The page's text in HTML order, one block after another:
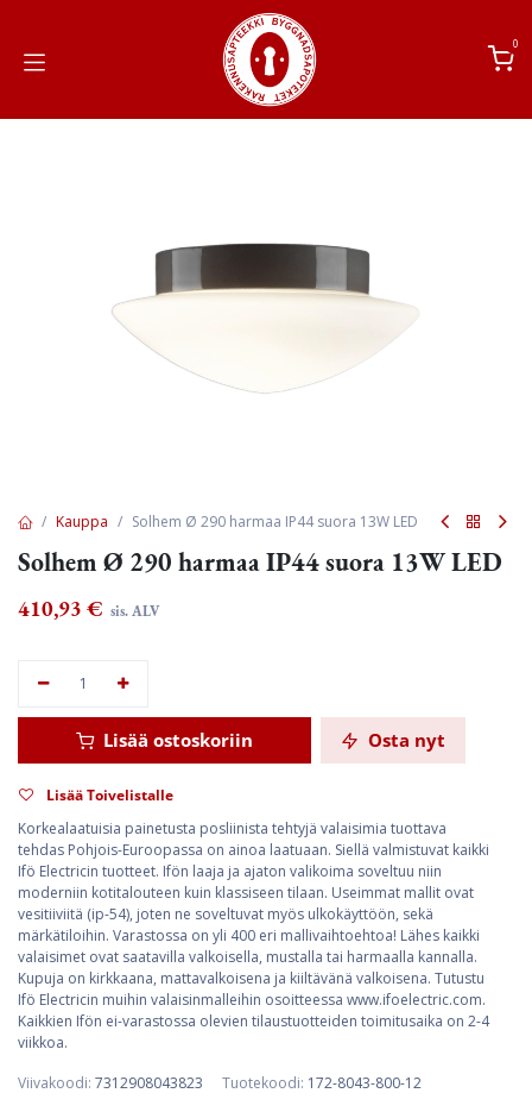
0
Kauppa Solhem Ø 290 harmaa IP44 suora 13W LED
Solhem Ø 290 harmaa IP44 suora 13W LED
410,93 € sis. ALV
Lisää ostoskoriin Osta nyt
Lisää Toivelistalle
Korkealaatuisia painetusta posliinista tehtyjä valaisimia tuottava
tehdas Pohjois-Euroopassa on ainoa laatuaan. Siellä valmistuvat kaikki
Ifö Electricin tuotteet. Ifön laaja ja ajaton valikoima soveltuu niin
moderniin kotitalouteen kuin klassiseen tilaan. Useimmat mallit ovat
vesitiiviitä (ip-54), joten ne soveltuvat myös ulkokäyttöön, sekä
märkätiloihin. Varastossa on yli 400 eri mallivaihtoehtoa! Lähes kaikki
valaisimet ovat saatavilla valkoisella, mustalla tai harmaalla kannalla.
Kupuja on kirkkaana, mattavalkoisena ja kiiltävänä valkoisena. Tutustu
Ifö Electricin muihin valaisinmalleihin osoitteessa www.ifoelectric.com.
Kaikkien Ifön ei-varastossa olevien tilaustuotteiden toimitusaika on 2-4
viikkoa.
Viivakoodi: 7312908043823 Tuotekoodi: 172-8043-800-12